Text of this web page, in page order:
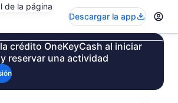
de la página
Descargar la app
crédito OneKeyCash al iniciar
reservar una actividad